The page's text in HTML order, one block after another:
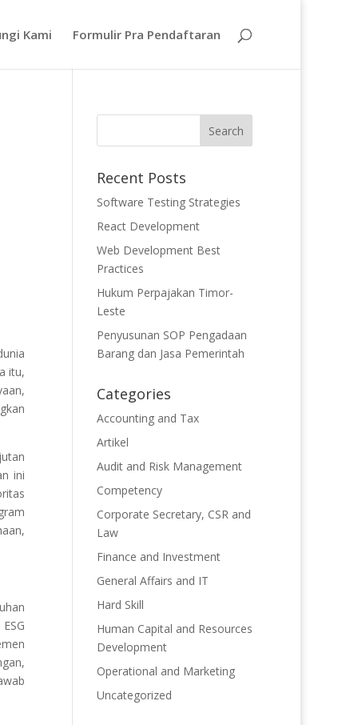
Kami Formulir Pra Pendaftaran
itu,
ini
Recent Posts
Software Testing Strategies
React Development
Web Development Best
Practices
Hukum Perpajakan Timor-
Leste
Penyusunan SOP Pengadaan
Barang dan Jasa Pemerintah
Categories
Accounting and Tax
Artikel
Audit and Risk Management
Competency
Corporate Secretary, CSR and
Law
Finance and Investment
General Affairs and IT
Hard Skill
Human Capital and Resources
Development
Operational and Marketing
Uncategorized